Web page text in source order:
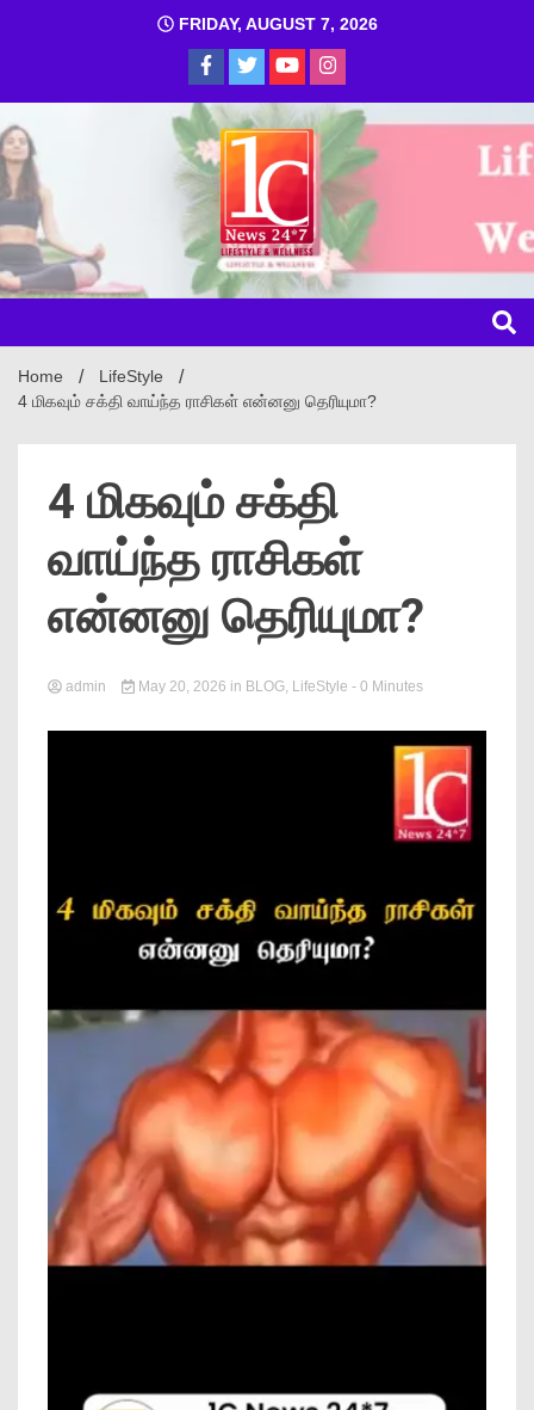
FRIDAY, AUGUST 7, 2026
1C
News
Online
Home
LifeStyle
4 மிகவும் சக்தி வாய்ந்த ராசிகள் என்னனு தெரியுமா?
4 மிகவும் சக்தி
வாய்ந்த ராசிகள்
என்னனு தெரியுமா?
admin May 20, 2026 in BLOG, LifeStyle - 0 Minutes